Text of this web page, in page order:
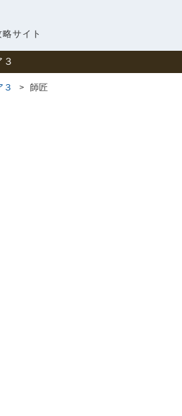
略サイト
３ 師匠